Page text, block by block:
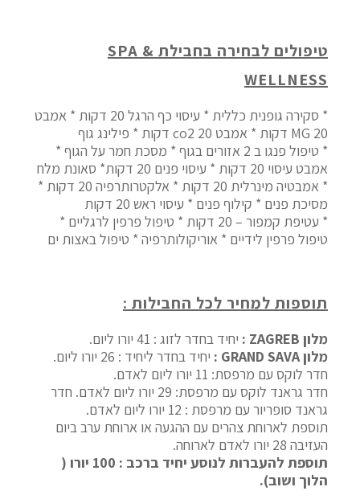
טיפולים לבחירה בחבילת SPA &
WELLNESS
* סקירה גופנית כללית * עיסוי כף הרגל 20 דקות * אמבט
MG 20 דקות * אמבט co2 20 דקות * פילינג גוף
* טיפול פנגו ב 2 אזורים בגוף * מסכת חמר על הגוף *
אמבט עיסוי 20 דקות * עיסוי פנים 20 דקות* סאונת מלח
* אמבטיה מינרלית 20 דקות * אלקטרותרפיה 20 דקות *
מסיכת פנים * קילוף פנים * עיסוי ראש 20 דקות
* עטיפת קמפור – 20 דקות * טיפול פרפין לרגליים *
טיפול פרפין לידיים * אוריקולותרפיה * טיפול באצות ים
תוספות למחיר לכל החבילות :
מלון ZAGREB :
יחיד בחדר לזוג : 41 יורו ליום.
מלון GRAND SAVA :
יחיד בחדר ליחיד : 26 יורו ליום.
חדר לוקס עם מרפסת: 11 יורו ליום לאדם.
חדר גראנד לוקס עם מרפסת: 29 יורו ליום לאדם. חדר
גראנד סופריור עם מרפסת : 12 יורו ליום לאדם.
תוספת לארוחת צהרים עם ההגעה או ארוחת ערב ביום
העזיבה 28 יורו לאדם לארוחה.
תוספת להעברות לנוסע יחיד ברכב : 100 יורו (
הלוך ושוב).